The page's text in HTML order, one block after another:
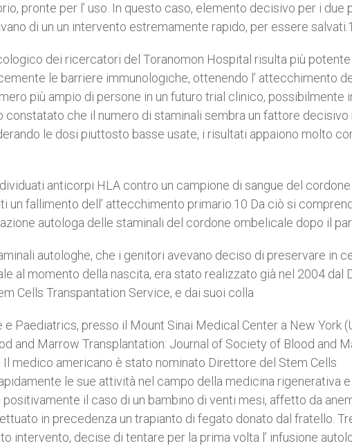
pronte per l’ uso. In questo caso, elemento decisivo per i due
di un un intervento estremamente rapido, per essere
dei ricercatori del Toranomon Hospital risulta più
le barriere immunologiche, ottenendo l’ attecchimento
più ampio di persone in un futuro trial clinico, possibilmente
che il numero di staminali sembra un fattore decisivo
le dosi piuttosto basse usate, i risultati appaiono molto
anticorpi HLA contro un campione di sangue del cordone
un fallimento dell’ attecchimento primario.10 Da ciò si
autologa delle staminali del cordone ombelicale dopo il
autologhe, che i genitori avevano deciso di preservare in
al momento della nascita, era stato realizzato già nel 2004 dal
Cells Transpantation Service, e dai suoi colla
Paediatrics, presso il Mount Sinai Medical Center a New York
and Marrow Transplantation: Journal of Society of Blood and
medico americano è stato nominato Direttore del Stem Cells
le sue attività nel campo della medicina rigenerativa
il caso di un bambino di venti mesi, affetto da
in precedenza un trapianto di fegato donato dal fratello.
intervento, decise di tentare per la prima volta l’ infusione